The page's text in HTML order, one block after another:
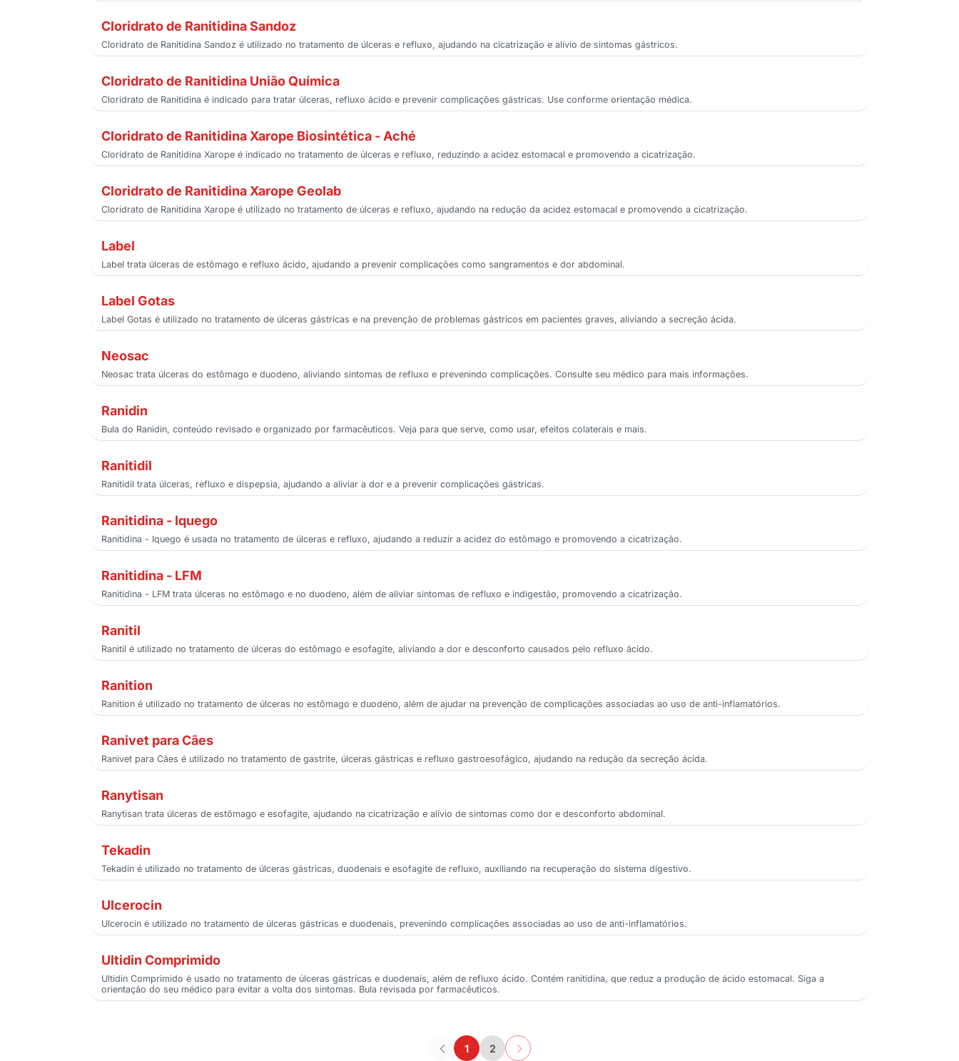
Cloridrato de Ranitidina Sandoz
Cloridrato de Ranitidina Sandoz é utilizado no tratamento de úlceras e refluxo, ajudando na cicatrização e alívio de sintomas gástricos.
Cloridrato de Ranitidina União Química
Cloridrato de Ranitidina é indicado para tratar úlceras, refluxo ácido e prevenir complicações gástricas. Use conforme orientação médica.
Cloridrato de Ranitidina Xarope Biosintética - Aché
Cloridrato de Ranitidina Xarope é indicado no tratamento de úlceras e refluxo, reduzindo a acidez estomacal e promovendo a cicatrização.
Cloridrato de Ranitidina Xarope Geolab
Cloridrato de Ranitidina Xarope é utilizado no tratamento de úlceras e refluxo, ajudando na redução da acidez estomacal e promovendo a cicatrização.
Label
Label trata úlceras de estômago e refluxo ácido, ajudando a prevenir complicações como sangramentos e dor abdominal.
Label Gotas
Label Gotas é utilizado no tratamento de úlceras gástricas e na prevenção de problemas gástricos em pacientes graves, aliviando a secreção ácida.
Neosac
Neosac trata úlceras do estômago e duodeno, aliviando sintomas de refluxo e prevenindo complicações. Consulte seu médico para mais informações.
Ranidin
Bula do Ranidin, conteúdo revisado e organizado por farmacêuticos. Veja para que serve, como usar, efeitos colaterais e mais.
Ranitidil
Ranitidil trata úlceras, refluxo e dispepsia, ajudando a aliviar a dor e a prevenir complicações gástricas.
Ranitidina - Iquego
Ranitidina - Iquego é usada no tratamento de úlceras e refluxo, ajudando a reduzir a acidez do estômago e promovendo a cicatrização.
Ranitidina - LFM
Ranitidina - LFM trata úlceras no estômago e no duodeno, além de aliviar sintomas de refluxo e indigestão, promovendo a cicatrização.
Ranitil
Ranitil é utilizado no tratamento de úlceras do estômago e esofagite, aliviando a dor e desconforto causados pelo refluxo ácido.
Ranition
Ranition é utilizado no tratamento de úlceras no estômago e duodeno, além de ajudar na prevenção de complicações associadas ao uso de anti-inflamatórios.
Ranivet para Cães
Ranivet para Cães é utilizado no tratamento de gastrite, úlceras gástricas e refluxo gastroesofágico, ajudando na redução da secreção ácida.
Ranytisan
Ranytisan trata úlceras de estômago e esofagite, ajudando na cicatrização e alívio de sintomas como dor e desconforto abdominal.
Tekadin
Tekadin é utilizado no tratamento de úlceras gástricas, duodenais e esofagite de refluxo, auxiliando na recuperação do sistema digestivo.
Ulcerocin
Ulcerocin é utilizado no tratamento de úlceras gástricas e duodenais, prevenindo complicações associadas ao uso de anti-inflamatórios.
Ultidin Comprimido
Ultidin Comprimido é usado no tratamento de úlceras gástricas e duodenais, além de refluxo ácido. Contém ranitidina, que reduz a produção de ácido estomacal. Siga a
orientação do seu médico para evitar a volta dos sintomas. Bula revisada por farmacêuticos.
1 2